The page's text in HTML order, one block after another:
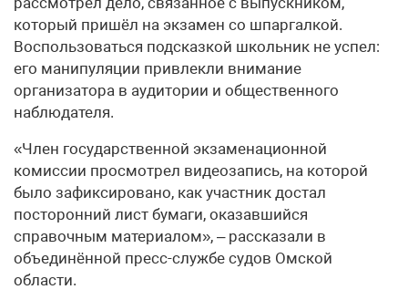
который пришёл на экзамен со шпаргалкой.
Воспользоваться подсказкой школьник не успел:
его манипуляции привлекли внимание
организатора в аудитории и общественного
наблюдателя.
«Член государственной экзаменационной
комиссии просмотрел видеозапись, на которой
было зафиксировано, как участник достал
посторонний лист бумаги, оказавшийся
справочным материалом», – рассказали в
объединённой пресс-службе судов Омской
области.